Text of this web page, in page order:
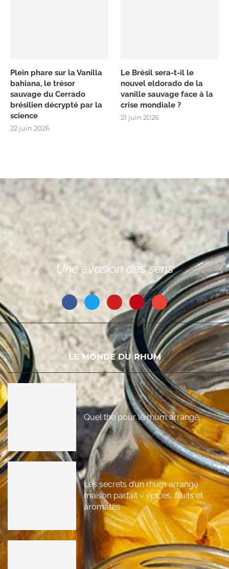
Plein phare sur la Vanilla
bahiana, le trésor
sauvage du Cerrado
brésilien décrypté par la
science
22 juin 2026
Le Brésil sera-t-il le
nouvel eldorado de la
vanille sauvage face à la
crise mondiale ?
21 juin 2026
Une évasion des sens
LE MONDE DU RHUM
Quel thé pour le rhum arrangé
Les secrets d’un rhum arrangé
maison parfait – épices, fruits et
aromates